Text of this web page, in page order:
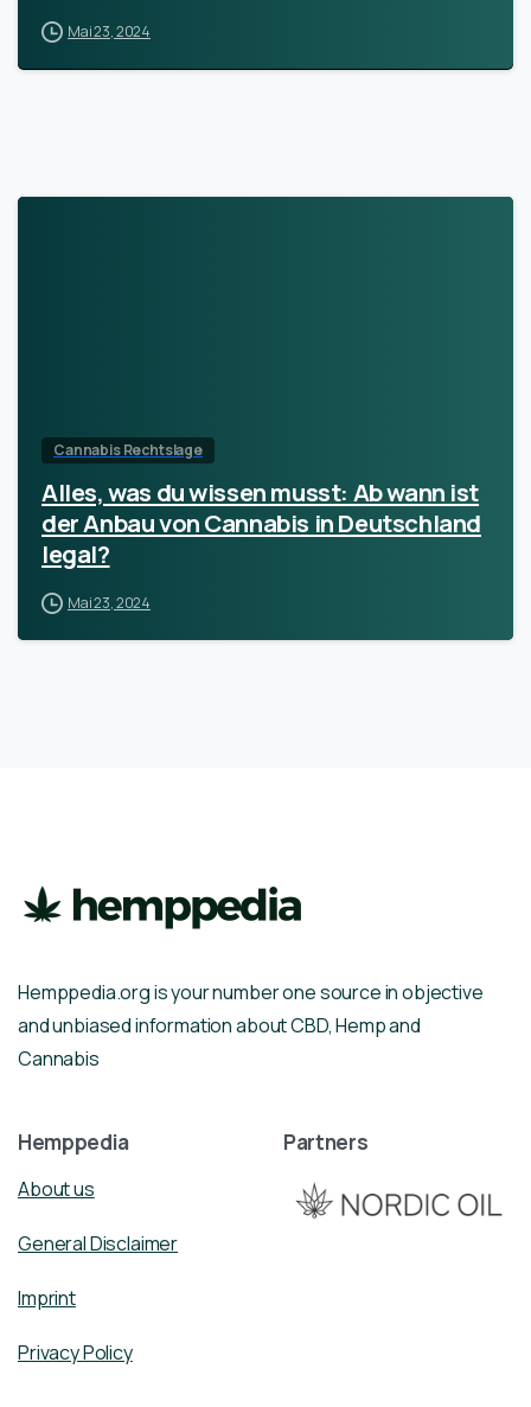
Mai 23, 2024
Cannabis Rechtslage
Alles, was du wissen musst: Ab wann ist
der Anbau von Cannabis in Deutschland
legal?
Mai 23, 2024
Hemppedia.org is your number one source in objective
and unbiased information about CBD, Hemp and
Cannabis
Hemppedia
About us
General Disclaimer
Imprint
Privacy Policy
Partners